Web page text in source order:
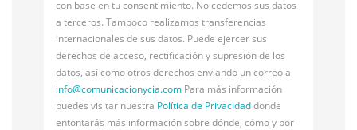
con base en tu consentimiento. No cedemos sus datos
a terceros. Tampoco realizamos transferencias
internacionales de sus datos. Puede ejercer sus
derechos de acceso, rectificación y supresión de los
datos, así como otros derechos enviando un correo a
info@comunicacionycia.com Para más información
puedes visitar nuestra Política de Privacidaddonde
entontarás más información sobre dónde, cómo y por